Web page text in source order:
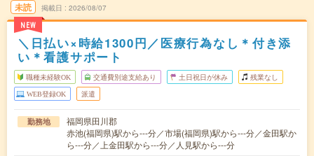
未読
NEW
掲載日 2026/08/07
＼日払い×時給1300円／医療行為なし＊付き添
い＊看護サポート
職種未経験OK 交通費別途支給あり 土日祝日が休み 残業なし
WEB登録OK 派遣
勤務地
福岡県田川郡
赤池(福岡県)駅から---分／市場(福岡県)駅から---分／金田駅か
ら---分／上金田駅から---分／人見駅から---分